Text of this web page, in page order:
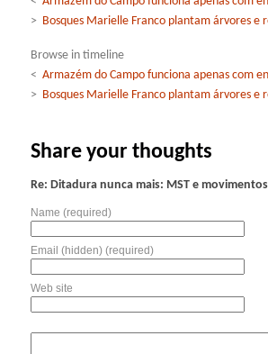
> Bosques Marielle Franco plantam árvores e
Browse in timeline
< Armazém do Campo funciona apenas com
> Bosques Marielle Franco plantam árvores e
Share your thoughts
Re: Ditadura nunca mais: MST e
Name (required)
Email (hidden) (required)
Web site